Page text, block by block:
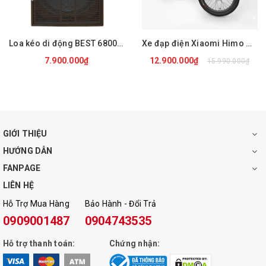
Loa kéo di động BEST 6800 PRO
7.900.000₫
Xe đạp điện Xiaomi Himo C20
12.900.000₫
15.990.000₫
GIỚI THIỆU
HƯỚNG DẪN
FANPAGE
LIÊN HỆ
Hỗ Trợ Mua Hàng
0909001487
Bảo Hành - Đổi Trả
0904743535
Hỗ trợ thanh toán: Chứng nhận: